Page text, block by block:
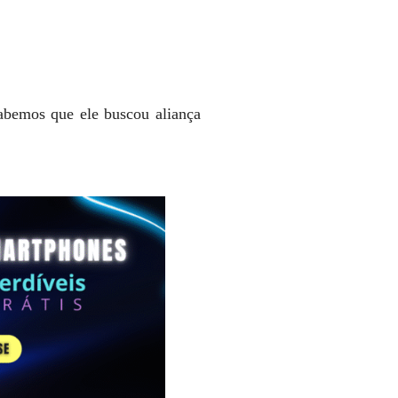
que ele buscou aliança